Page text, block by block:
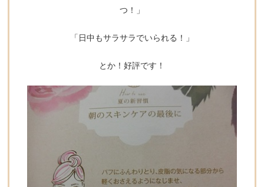
つ！」
「日中もサラサラでいられる！」
とか！好評です！